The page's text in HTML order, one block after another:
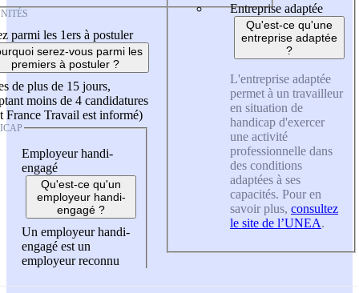
parmi les 1ers à postuler
serez-vous parmi les
premiers à postuler ?
de plus de 15 jours,
moins de 4 candidatures
France Travail est informé)
Employeur handi-
engagé
Qu'est-ce qu'un
employeur handi-
engagé ?
Un employeur handi-
engagé est un
employeur reconnu
Entreprise adaptée
Qu'est-ce qu'une
entreprise adaptée
?
L'entreprise adaptée
permet à un travailleur
en situation de
handicap d'exercer
une activité
professionnelle dans
des conditions
adaptées à ses
capacités. Pour en
savoir plus, consultez
le site de l’UNEA.